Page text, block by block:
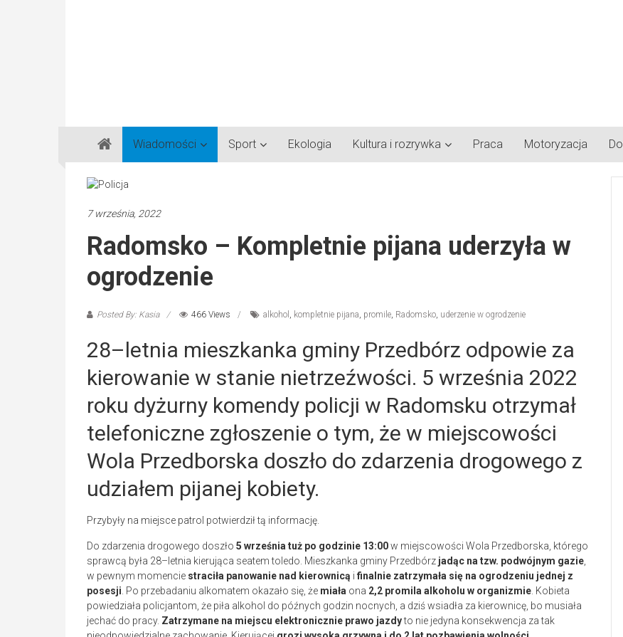
Gazeta
Regionalna
Częstochowa,
Lubliniec,
Wiadomości Sport Ekologia Kultura i rozrywka Praca Motoryzacja
7 września, 2022
Radomsko – Kompletnie pijana uderzyła w
ogrodzenie
Posted By: Kasia 466 Views alkohol , kompletnie pijana, promile, Radomsko, uderzenie w ogrodzenie
28–letnia mieszkanka gminy Przedbórz odpowie za
kierowanie w stanie nietrzeźwości. 5 września 2022
roku dyżurny komendy policji w Radomsku otrzymał
telefoniczne zgłoszenie o tym, że w miejscowości
Wola Przedborska doszło do zdarzenia drogowego z
udziałem pijanej kobiety.
Przybyły na miejsce patrol potwierdził tą informację.
Do zdarzenia drogowego doszło 5 września tuż po godzinie 13:00w miejscowości Wola Przedborska, którego
sprawcą była 28–letnia kierująca seatem toledo. Mieszkanka gminy Przedbórz jadąc na tzw. podwójnym gazie,
w pewnym momencie straciła panowanie nad kierownicą i finalnie zatrzymała się na ogrodzeniu jednej z
posesji. Po przebadaniu alkomatem okazało się, że miała ona 2,2 promila alkoholu w organizmie. Kobieta
powiedziała policjantom, że piła alkohol do późnych godzin nocnych, a dziś wsiadła za kierownicę, bo musiała
jechać do pracy. Zatrzymane na miejscu elektronicznie prawo jazdyto nie jedyna konsekwencja za tak